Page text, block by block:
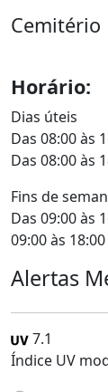
Cemitério
Horário:
Dias úteis
Das 08:00 às
Das 08:00 às
Fins de
Das 09:00 às
09:00 às
Alertas
7.1
Índice UV